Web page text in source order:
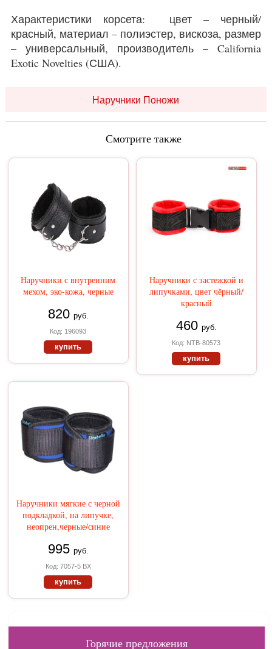
Характеристики корсета: цвет – черный/
красный, материал – полиэстер, вискоза, размер
– универсальный, производитель – California
Exotic Novelties (США).
Наручники Поножи
Смотрите также
Наручники с внутренним
мехом, эко-кожа, черные
820 руб.
Код: 196093
купить
Наручники с застежкой и
липучками, цвет чёрный/
красный
460 руб.
Код: NTB-80573
купить
Наручники мягкие с черной
подкладкой, на липучке,
неопрен,черные/синие
995 руб.
Код: 7057-5 BX
купить
Горячие предложения